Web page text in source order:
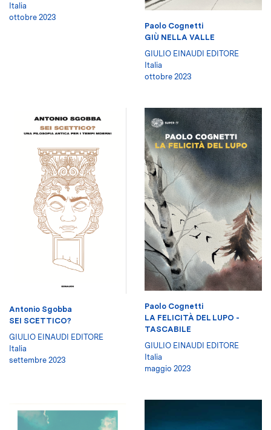
Italia
ottobre 2023
Paolo Cognetti
GIÙ NELLA VALLE
GIULIO EINAUDI EDITORE
Italia
ottobre 2023
Antonio Sgobba
SEI SCETTICO?
GIULIO EINAUDI EDITORE
Italia
settembre 2023
Paolo Cognetti
LA FELICITÀ DEL LUPO -
TASCABILE
GIULIO EINAUDI EDITORE
Italia
maggio 2023